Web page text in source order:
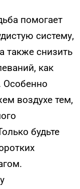
помогает
систему,
также снизить
как
Особенно
воздухе тем,
будьте